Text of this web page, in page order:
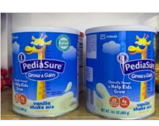
dưỡng có gì đặc biệt? Giá sữa
Meadow Fresh trên thị trường hiện
nay ra sao? Hãy cùng tìm hiểu ngay.